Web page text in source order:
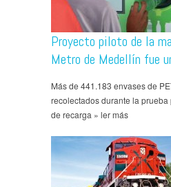
Proyecto piloto de la
Metro de Medellín fue
Más de 441.183 envases de
recolectados durante la
de recarga » ler más